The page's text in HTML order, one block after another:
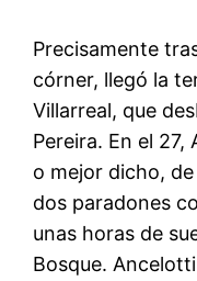
Precisamente
córner, llegó la
Villarreal, que
Pereira. En el
o mejor dicho,
dos paradones
unas horas de
Bosque.